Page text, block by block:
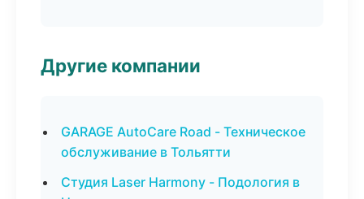
Другие компании
GARAGE AutoCare Road - Техническое
обслуживание в Тольятти
Студия Laser Harmony - Подология в